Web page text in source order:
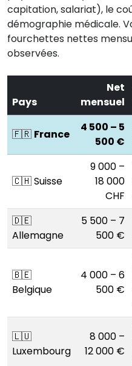
capitation, salariat), le
démographie médicale.
fourchettes nettes
observées.
Pays
Net
mensuel
🇫🇷 France
4 500 – 5
500 €
🇨🇭 Suisse
9 000 –
18 000
CHF
🇩🇪
Allemagne
5 500 – 7
500 €
🇧🇪
Belgique
4 000 – 6
500 €
🇱🇺
Luxembourg
8 000 –
12 000 €